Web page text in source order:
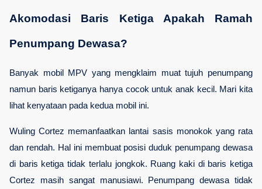
Akomodasi Baris Ketiga Apakah Ramah
Penumpang Dewasa?
Banyak mobil MPV yang mengklaim muat tujuh penumpang
namun baris ketiganya hanya cocok untuk anak kecil. Mari kita
lihat kenyataan pada kedua mobil ini.
Wuling Cortez memanfaatkan lantai sasis monokok yang rata
dan rendah. Hal ini membuat posisi duduk penumpang dewasa
di baris ketiga tidak terlalu jongkok. Ruang kaki di baris ketiga
Cortez masih sangat manusiawi. Penumpang dewasa tidak